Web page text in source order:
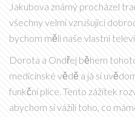
Jakubova známý procházel
všechny velmi vzrušující
bychom měli naše vlastní
Dorota a Ondřej během
medicínské vědě a já si
funkční plíce. Tento zážitek
abychom si vážili toho, co